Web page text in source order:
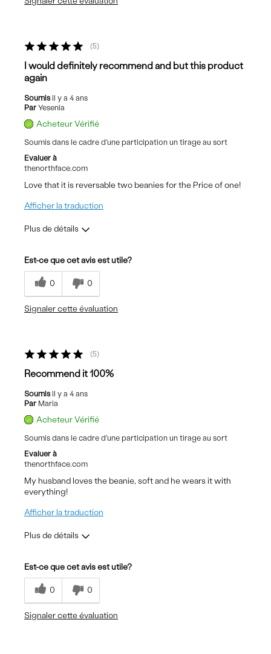
Commuting
Evening
Sizing
Was this a gift?
Yes
5
I would definitely recommend and but this product
again
Soumisil y a 4 ans
Par Yesenia
Acheteur Vérifié
Soumis dans le cadre d'une participation un tirage au sort
Evaluer à
thenorthface.com
Love that it is reversable two beanies for the Price of one!
Afficher la traduction
Plus de détails
Casual Wear
Sizing
Est-ce que cet avis est utile?
0 0
Signaler cette évaluation
5
Recommend it 100%
Soumisil y a 4 ans
Par Maria
Acheteur Vérifié
Soumis dans le cadre d'une participation un tirage au sort
Evaluer à
thenorthface.com
My husband loves the beanie, soft and he wears it with
everything!
Afficher la traduction
Plus de détails
Casual Wear
Sizing
Est-ce que cet avis est utile?
0 0
Signaler cette évaluation